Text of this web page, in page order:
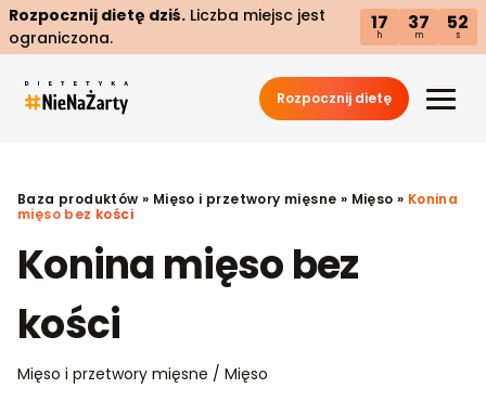
Rozpocznij dietę dziś. Liczba miejsc jest
ograniczona.
17
h
37
m
51
s
Rozpocznij dietę
Baza produktów » Mięso i przetwory mięsne » Mięso » Konina
mięso bez kości
Konina mięso bez
kości
Mięso i przetwory mięsne / Mięso